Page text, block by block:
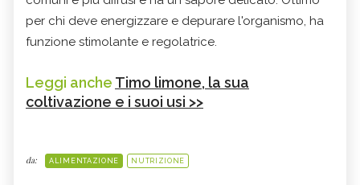
per chi deve energizzare e depurare l'organismo, ha
funzione stimolante e regolatrice.
Leggi anche Timo limone, la sua
coltivazione e i suoi usi >>
da: ALIMENTAZIONE NUTRIZIONE